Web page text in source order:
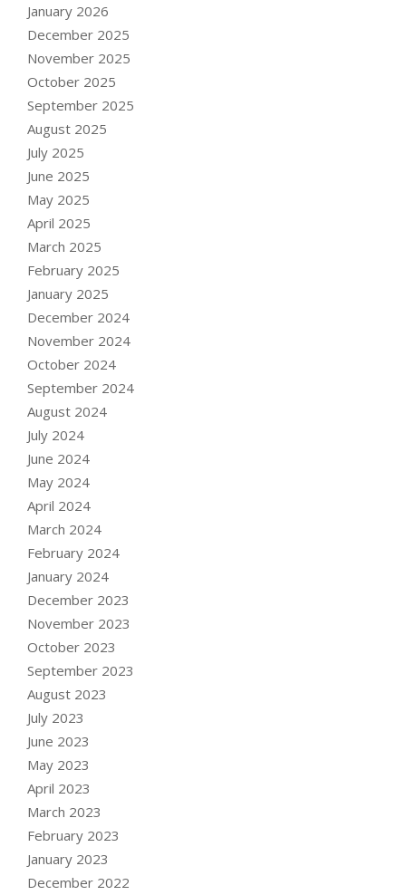
January 2026
December 2025
November 2025
October 2025
September 2025
August 2025
July 2025
June 2025
May 2025
April 2025
March 2025
February 2025
January 2025
December 2024
November 2024
October 2024
September 2024
August 2024
July 2024
June 2024
May 2024
April 2024
March 2024
February 2024
January 2024
December 2023
November 2023
October 2023
September 2023
August 2023
July 2023
June 2023
May 2023
April 2023
March 2023
February 2023
January 2023
December 2022